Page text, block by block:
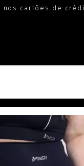
nos cartões de